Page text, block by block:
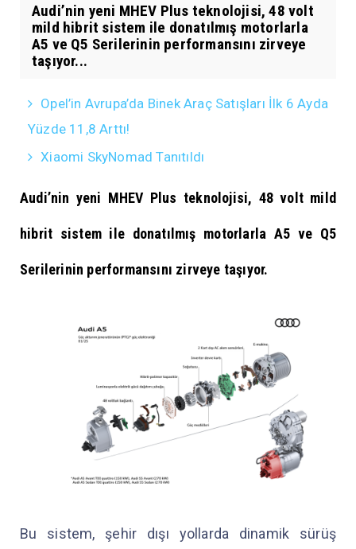
Audi’nin yeni MHEV Plus teknolojisi, 48 volt
mild hibrit sistem ile donatılmış motorlarla
A5 ve Q5 Serilerinin performansını zirveye
taşıyor...
Opel’in Avrupa’da Binek Araç Satışları İlk 6 Ayda
Yüzde 11,8 Arttı!
Xiaomi SkyNomad Tanıtıldı
Audi’nin yeni MHEV Plus teknolojisi, 48 volt mild
hibrit sistem ile donatılmış motorlarla A5 ve Q5
Serilerinin performansını zirveye taşıyor.
Bu sistem, şehir dışı yollarda dinamik sürüş